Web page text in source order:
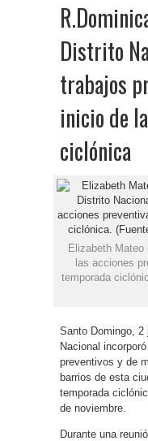
Distrito
trabajos
inicio de
ciclónica
Elizabeth Mateo
las acciones
temporada
Santo Domingo,
Nacional
preventivos y de
barrios de esta
temporada
de noviembre.
Durante una